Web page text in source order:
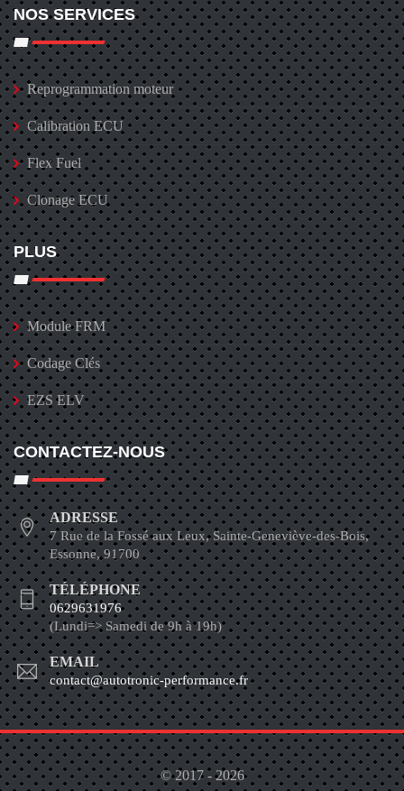
NOS SERVICES
Reprogrammation moteur
Calibration ECU
Flex Fuel
Clonage ECU
PLUS
Module FRM
Codage Clés
EZS ELV
CONTACTEZ-NOUS
ADRESSE
7 Rue de la Fossé aux Leux, Sainte-Geneviève-des-Bois,
Essonne, 91700
TÉLÉPHONE
0629631976
(Lundi=> Samedi de 9h à 19h)
EMAIL
contact@autotronic-performance.fr
© 2017 - 2026